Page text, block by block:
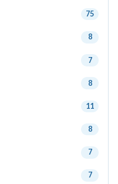
75
8
7
8
11
8
7
7